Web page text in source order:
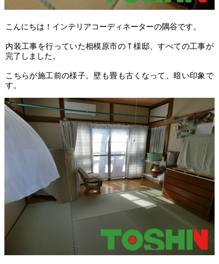
こんにちは！インテリアコーディネーターの隅谷です。
内装工事を行っていた相模原市のＴ様邸、すべての工事が
完了しました。
こちらが施工前の様子。壁も畳も古くなって、暗い印象で
す。